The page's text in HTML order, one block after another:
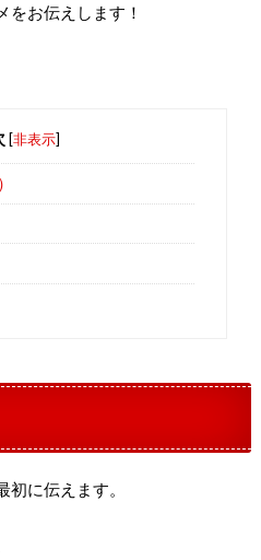
をお伝えします！
[非表示]
に伝えます。